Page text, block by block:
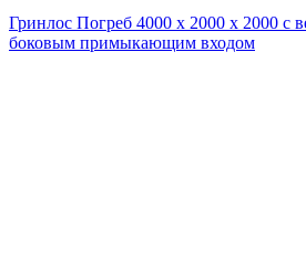
Гринлос Погреб 4000 х 2000 х 2000 с
боковым примыкающим входом